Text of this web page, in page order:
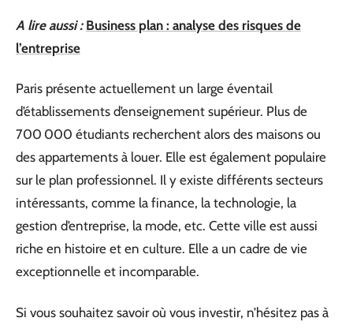
A lire aussi : Business plan : analyse des risques de
l’entreprise
Paris présente actuellement un large éventail
d’établissements d’enseignement supérieur. Plus de
700 000 étudiants recherchent alors des maisons ou
des appartements à louer. Elle est également populaire
sur le plan professionnel. Il y existe différents secteurs
intéressants, comme la finance, la technologie, la
gestion d’entreprise, la mode, etc. Cette ville est aussi
riche en histoire et en culture. Elle a un cadre de vie
exceptionnelle et incomparable.
Si vous souhaitez savoir où vous investir, n’hésitez pas à